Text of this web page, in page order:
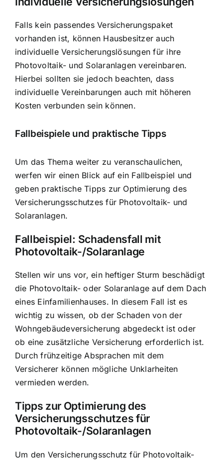
Falls kein passendes Versicherungspaket
vorhanden ist, können Hausbesitzer auch
individuelle Versicherungslösungen für ihre
Photovoltaik- und Solaranlagen vereinbaren.
Hierbei sollten sie jedoch beachten, dass
individuelle Vereinbarungen auch mit höheren
Kosten verbunden sein können.
Fallbeispiele und praktische Tipps
Um das Thema weiter zu veranschaulichen,
werfen wir einen Blick auf ein Fallbeispiel und
geben praktische Tipps zur Optimierung des
Versicherungsschutzes für Photovoltaik- und
Solaranlagen.
Fallbeispiel: Schadensfall mit
Photovoltaik-/Solaranlage
Stellen wir uns vor, ein heftiger Sturm beschädigt
die Photovoltaik- oder Solaranlage auf dem Dach
eines Einfamilienhauses. In diesem Fall ist es
wichtig zu wissen, ob der Schaden von der
Wohngebäudeversicherung abgedeckt ist oder
ob eine zusätzliche Versicherung erforderlich ist.
Durch frühzeitige Absprachen mit dem
Versicherer können mögliche Unklarheiten
vermieden werden.
Tipps zur Optimierung des
Versicherungsschutzes für
Photovoltaik-/Solaranlagen
Um den Versicherungsschutz für Photovoltaik-